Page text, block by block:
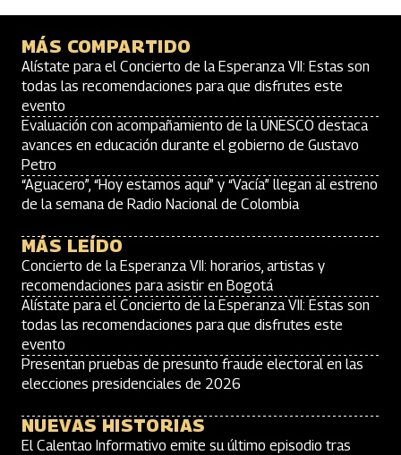
MÁS COMPARTIDO
Alístate para el Concierto de la Esperanza VII: Estas son
todas las recomendaciones para que disfrutes este
evento
Evaluación con acompañamiento de la UNESCO destaca
avances en educación durante el gobierno de Gustavo
Petro
“Aguacero”, “Hoy estamos aquí” y “Vacía” llegan al estreno
de la semana de Radio Nacional de Colombia
MÁS LEÍDO
Concierto de la Esperanza VII: horarios, artistas y
recomendaciones para asistir en Bogotá
Alístate para el Concierto de la Esperanza VII: Estas son
todas las recomendaciones para que disfrutes este
evento
Presentan pruebas de presunto fraude electoral en las
elecciones presidenciales de 2026
NUEVAS HISTORIAS
El Calentao Informativo emite su último episodio tras